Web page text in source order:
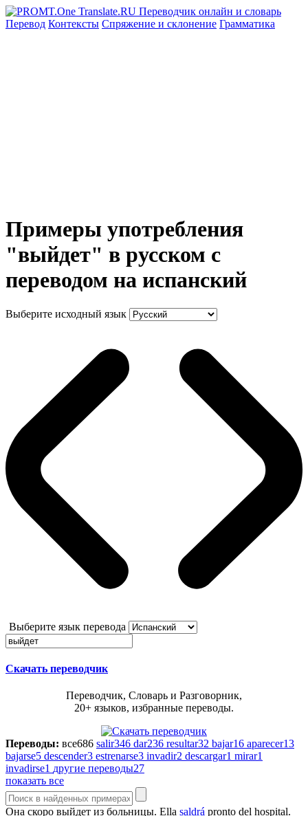
Перевод Контексты Спряжение и склонение Грамматика
Примеры употребления
"выйдет" в русском с
переводом на испанский
Выберите исходный язык
Выберите язык перевода
Скачать переводчик
Переводчик, Словарь и Разговорник,
20+ языков, избранные переводы.
Переводы: все686 salir346 dar236 resultar32 bajar16 aparecer13
bajarse5 descender3 estrenarse3 invadir2 descargar1 mirar1
invadirse1 другие переводы27
показать все
Она скоро выйдет из больницы. Ella saldrá pronto del hospital.